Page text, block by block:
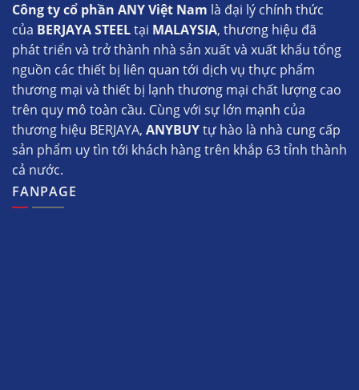
Công ty cổ phần ANY Việt Nam là đại lý chính thức
của BERJAYA STEELtại MALAYSIA, thương hiệu đã
phát triển và trở thành nhà sản xuất và xuất khẩu tổng
nguồn các thiết bị liên quan tới dịch vụ thực phẩm
thương mại và thiết bị lạnh thương mại chất lượng cao
trên quy mô toàn cầu. Cùng với sự lớn mạnh của
thương hiệu BERJAYA, ANYBUYtự hào là nhà cung cấp
sản phẩm uy tìn tới khách hàng trên khắp 63 tỉnh thành
cả nước.
FANPAGE